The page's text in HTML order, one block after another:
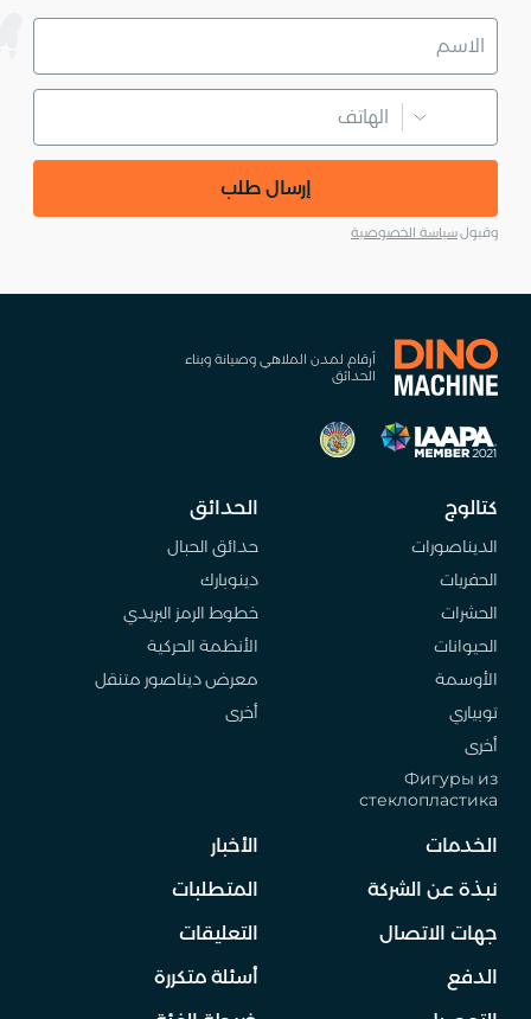
إرسال طلب
وقبولسياسة الخصوصية
أرقام لمدن الملاهي وصيانة وبناء
الحدائق
كتالوج
الديناصورات
الحفريات
الحشرات
الحيوانات
الأوسمة
توبياري
أخرى
Фигуры из
стеклопластика
الحدائق
حدائق الحبال
دينوبارك
خطوط الرمز البريدي
الأنظمة الحركية
معرض ديناصور متنقل
أخرى
الخدمات
نبذة عن الشركة
جهات الاتصال
الدفع
الأخبار
المتطلبات
التعليقات
أسئلة متكررة